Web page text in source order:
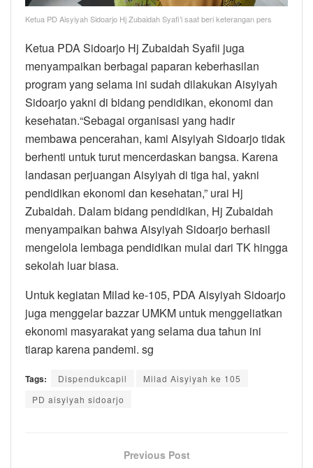
Ketua PD Aisyiyah Sidoarjo Hj Zubaidah Syafi’i saat beri keterangan pers
Ketua PDA Sidoarjo Hj Zubaidah Syafii juga
menyampaikan berbagai paparan keberhasilan
program yang selama ini sudah dilakukan Aisyiyah
Sidoarjo yakni di bidang pendidikan, ekonomi dan
kesehatan.“Sebagai organisasi yang hadir
membawa pencerahan, kami Aisyiyah Sidoarjo tidak
berhenti untuk turut mencerdaskan bangsa. Karena
landasan perjuangan Aisyiyah di tiga hal, yakni
pendidikan ekonomi dan kesehatan,” urai Hj
Zubaidah. Dalam bidang pendidikan, Hj Zubaidah
menyampaikan bahwa Aisyiyah Sidoarjo berhasil
mengelola lembaga pendidikan mulai dari TK hingga
sekolah luar biasa.
Untuk kegiatan Milad ke-105, PDA Aisyiyah Sidoarjo
juga menggelar bazzar UMKM untuk menggeliatkan
ekonomi masyarakat yang selama dua tahun ini
tiarap karena pandemi. sg
Tags: Dispendukcapil
Milad Aisyiyah ke 105
PD aisyiyah sidoarjo
Previous Post